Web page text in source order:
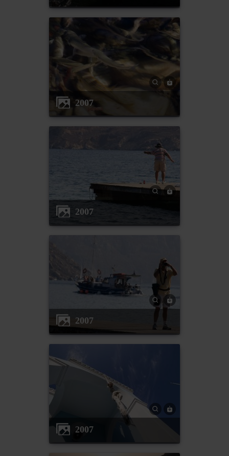
2007
2007
2007
2007